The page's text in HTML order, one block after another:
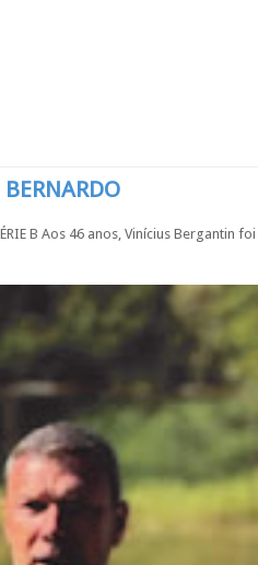
B Aos 46 anos, Vinícius Bergantin